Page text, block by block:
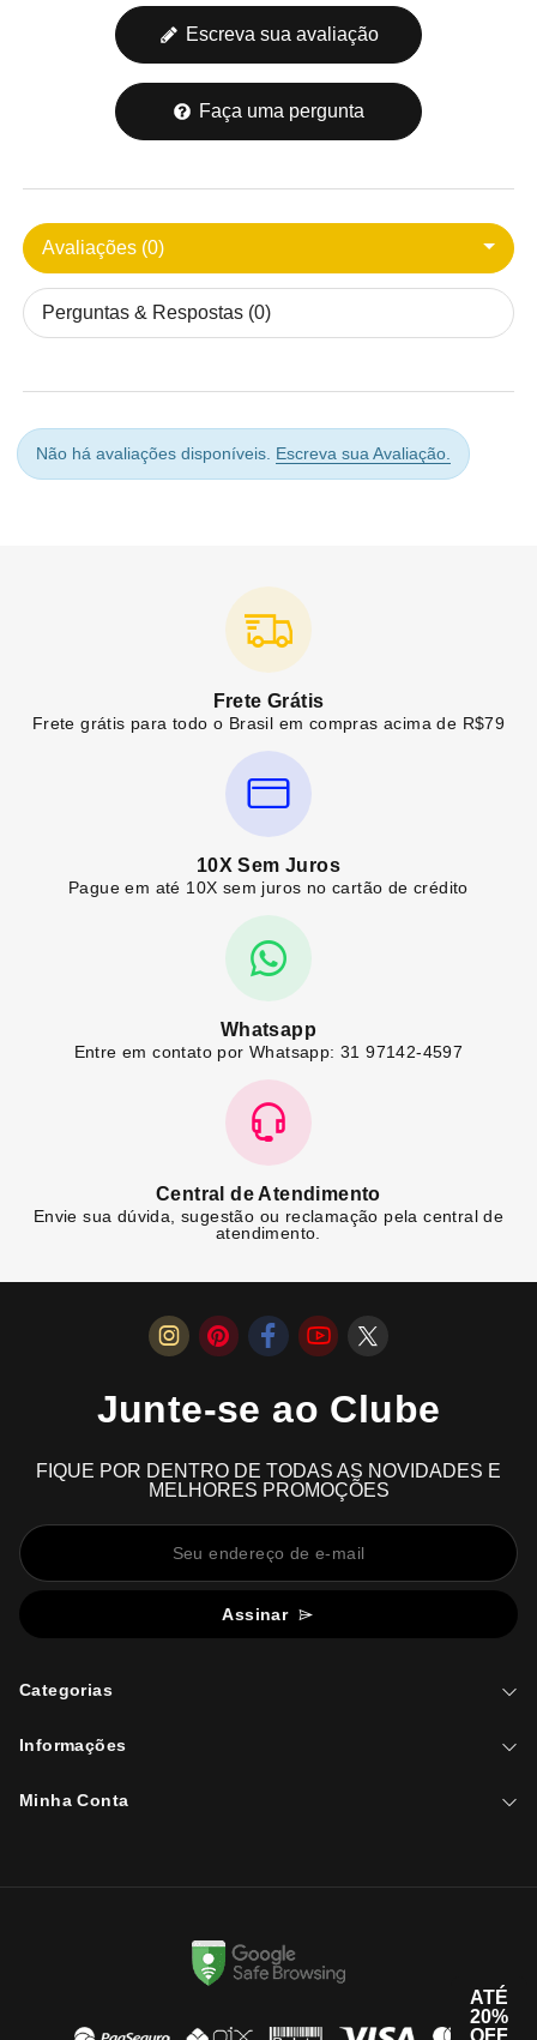
Escreva sua avaliação
Faça uma pergunta
Avaliações (0)
Perguntas & Respostas (0)
Não há avaliações disponíveis. Escreva sua Avaliação.
Frete Grátis
Frete grátis para todo o Brasil em compras acima de R$79
10X Sem Juros
Pague em até 10X sem juros no cartão de crédito
Whatsapp
Entre em contato por Whatsapp: 31 97142-4597
Central de Atendimento
Envie sua dúvida, sugestão ou reclamação pela central de
atendimento.
Junte-se ao Clube
FIQUE POR DENTRO DE TODAS AS NOVIDADES E
MELHORES PROMOÇÕES
Assinar
Categorias
Informações
Minha Conta
ATÉ
20%
OFF